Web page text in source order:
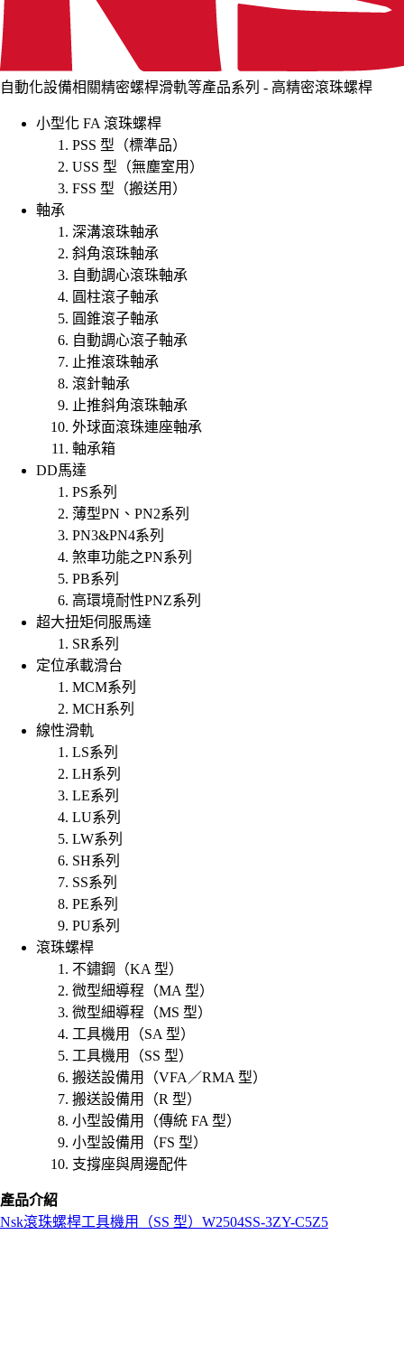
自動化設備相關精密螺桿滑軌等產品系列 - 高精密滾珠螺桿
小型化 FA 滾珠螺桿
PSS 型（標準品）
USS 型（無塵室用）
FSS 型（搬送用）
軸承
深溝滾珠軸承
斜角滾珠軸承
自動調心滾珠軸承
圓柱滾子軸承
圓錐滾子軸承
自動調心滾子軸承
止推滾珠軸承
滾針軸承
止推斜角滾珠軸承
外球面滾珠連座軸承
軸承箱
DD馬達
PS系列
薄型PN、PN2系列
PN3&PN4系列
煞車功能之PN系列
PB系列
高環境耐性PNZ系列
超大扭矩伺服馬達
SR系列
定位承載滑台
MCM系列
MCH系列
線性滑軌
LS系列
LH系列
LE系列
LU系列
LW系列
SH系列
SS系列
PE系列
PU系列
滾珠螺桿
不鏽鋼（KA 型）
微型細導程（MA 型）
微型細導程（MS 型）
工具機用（SA 型）
工具機用（SS 型）
搬送設備用（VFA／RMA 型）
搬送設備用（R 型）
小型設備用（傳統 FA 型）
小型設備用（FS 型）
支撐座與周邊配件
產品介紹
Nsk滾珠螺桿工具機用（SS 型） W2504SS-3ZY-C5Z5